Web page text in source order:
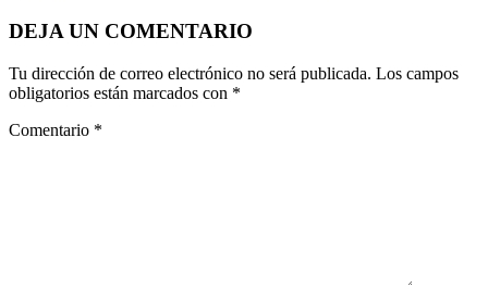
DEJA UN COMENTARIO
Tu dirección de correo electrónico no será publicada. Los campos
obligatorios están marcados con *
Comentario *